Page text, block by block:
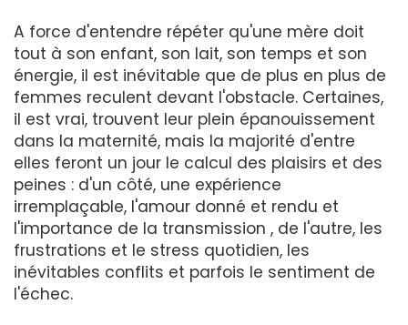
A force d'entendre répéter qu'une mère doit
tout à son enfant, son lait, son temps et son
énergie, il est inévitable que de plus en plus de
femmes reculent devant l'obstacle. Certaines,
il est vrai, trouvent leur plein épanouissement
dans la maternité, mais la majorité d'entre
elles feront un jour le calcul des plaisirs et des
peines : d'un côté, une expérience
irremplaçable, l'amour donné et rendu et
l'importance de la transmission , de l'autre, les
frustrations et le stress quotidien, les
inévitables conflits et parfois le sentiment de
l'échec.